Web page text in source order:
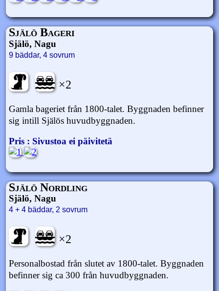
Själö Bageri
Själö, Nagu
9 bäddar, 4 sovrum
×2
Gamla bageriet från 1800-talet. Byggnaden befinner
sig intill Själös huvudbyggnaden.
Pris : Sivustoa ei päivitetä
Själö Nordling
Själö, Nagu
4 + 4 bäddar, 2 sovrum
×2
Personalbostad från slutet av 1800-talet. Byggnaden
befinner sig ca 300 från huvudbyggnaden.